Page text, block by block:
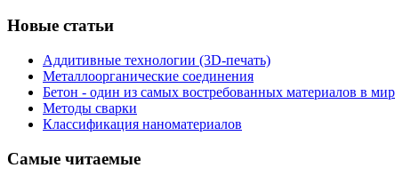
Новые статьи
Аддитивные технологии (3D-печать)
Металлоорганические соединения
Бетон - один из самых востребованных материалов в
Методы сварки
Классификация наноматериалов
Самые читаемые